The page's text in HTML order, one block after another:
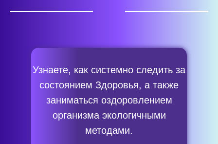
Узнаете, как системно следить за
состоянием Здоровья, а также
заниматься оздоровлением
организма экологичными
методами.